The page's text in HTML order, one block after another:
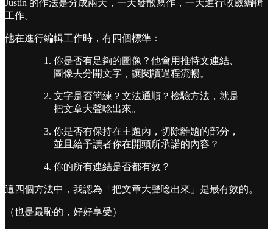
Justin 的作法是分成兩天，一天發散寫作，一天進行收斂編輯
工作。
他在進行編輯工作時，有四個標準：
你是否有足夠的圖像？他會用推特文連結、
圖像去分開文字，讓閱讀過程流暢。
文字是否簡練？文法通順？檢驗方法，就是
把文章大聲唸出來。
你是否有保持在主題內，切除離題的部分，
並且給予讀者你在開頭所承諾的內容？
你的所有連結是否都有效？
這四個方法中，我認為「把文章大聲唸出來」是最有效的。
（也是最恥的，好好享受）